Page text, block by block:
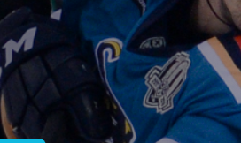
Локомотив
Северсталь
ЦСКА
Шанхайские Драконы